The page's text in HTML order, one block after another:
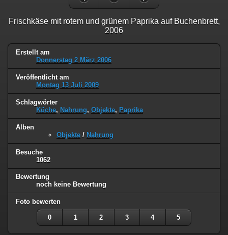
Frischkäse mit rotem und grünem Paprika auf Buchenbrett,
2006
Erstellt am
Donnerstag 2 März 2006
Veröffentlicht am
Montag 13 Juli 2009
Schlagwörter
Küche, Nahrung, Objekte, Paprika
Alben
Objekte / Nahrung
Besuche
1062
Bewertung
noch keine Bewertung
Foto bewerten
0 1 2 3 4 5